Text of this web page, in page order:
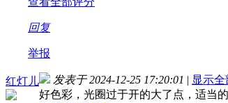
回复
举报
红灯儿 发表于 2024-12-25 17:20:01 | 显示
好色彩，光圈过于开的大了点，适当